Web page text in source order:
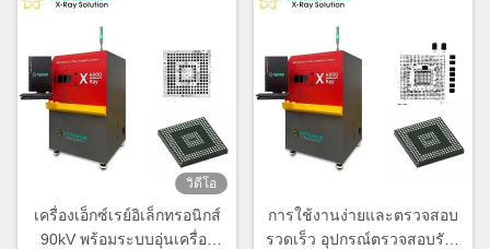
วิดีโอ
เครื่องเอ็กซ์เรย์อิเล็กทรอนิกส์
90kV พร้อมระบบอุ่นเครื่อง
การใช้งานง่ายและตรวจสอบ
รวดเร็ว อุปกรณ์ตรวจสอบรังสี